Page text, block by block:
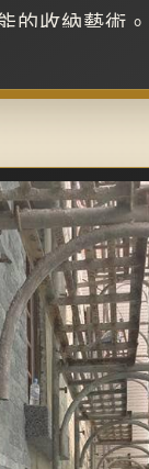
的收納藝術。